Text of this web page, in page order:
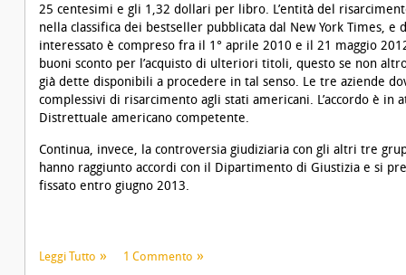
25 centesimi e gli 1,32 dollari per libro. L’entità del
nella classifica dei bestseller pubblicata dal New York Times,
interessato è compreso fra il 1° aprile 2010 e il 21 maggio
buoni sconto per l’acquisto di ulteriori titoli, questo se non
già dette disponibili a procedere in tal senso. Le tre aziende
complessivi di risarcimento agli stati americani. L’accordo è in
Distrettuale americano competente.
Continua, invece, la controversia giudiziaria con gli altri tre
hanno raggiunto accordi con il Dipartimento di Giustizia e si
fissato entro giugno 2013.
Leggi Tutto 1 Commento